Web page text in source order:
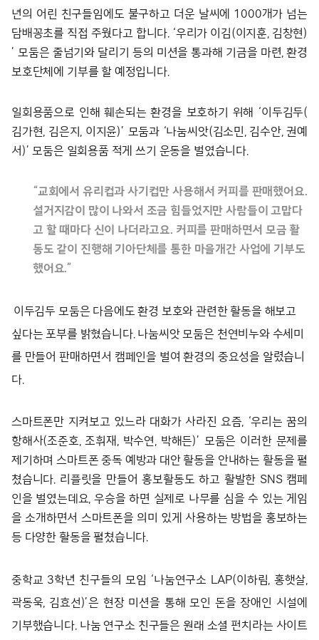
년의 어린 친구들임에도 불구하고 더운 날씨에 1000개가 넘는
담배꽁초를 직접 주웠다고 합니다. ‘우리가 이김(이지훈, 김창현)
’ 모둠은 줄넘기와 달리기 등의 미션을 통과해 기금을 마련, 환경
보호단체에 기부를 할 예정입니다.
일회용품으로 인해 훼손되는 환경을 보호하기 위해 ‘이두김두(
김가현, 김은지, 이지윤)’ 모둠과 ‘나눔씨앗(김소민, 김수안, 권예
서)’ 모둠은 일회용품 적게 쓰기 운동을 벌였습니다.
“교회에서 유리컵과 사기컵만 사용해서 커피를 판매했어요.
설거지감이 많이 나와서 조금 힘들었지만 사람들이 고맙다
고 할 때마다 신이 나더라고요. 커피를 판매하면서 모금 활
동도 같이 진행해 기아단체를 통한 마을개간 사업에 기부도
했어요.”
이두김두 모둠은 다음에도 환경 보호와 관련한 활동을 해보고
싶다는 포부를 밝혔습니다. 나눔씨앗 모둠은 천연비누와 수세미
를 만들어 판매하면서 캠페인을 벌여 환경의 중요성을 알렸습니
다.
스마트폰만 지켜보고 있느라 대화가 사라진 요즘, ‘우리는 꿈의
항해사(조준호, 조휘재, 박수연, 박해든)’ 모둠은 이러한 문제를
제기하며 스마트폰 중독 예방과 대안 활동을 안내하는 활동을 펼
쳤습니다. 리플릿을 만들어 홍보활동도 하고 활발한 SNS 캠페
인을 벌였는데요, 우승을 하면 실제로 나무를 심을 수 있는 게임
을 소개하면서 스마트폰을 의미 있게 사용하는 방법을 홍보하는
등 다양한 활동을 펼쳤습니다.
중학교 3학년 친구들의 모임 ‘나눔연구소 LAP(이하림, 홍햇살,
곽동욱, 김효선)’은 현장 미션을 통해 모인 돈을 장애인 시설에
기부했습니다. 나눔 연구소 친구들은 원래 소셜 펀치라는 사이트